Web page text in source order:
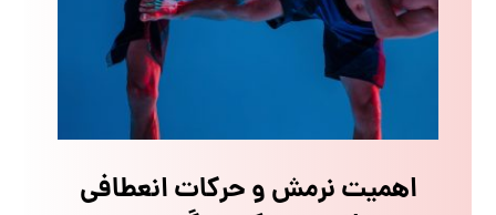
اهمیت نرمش و حرکات انعطافی